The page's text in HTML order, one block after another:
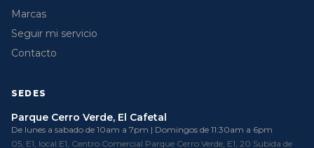
Marcas
Seguir mi servicio
Contacto
SEDES
Parque Cerro Verde, El Cafetal
De lunes a sabado de 10am a 7pm | Domingos de 11:30am a 6pm
05, E1, local E1, Centro Comercial Parque Cerro Verde, E1, 20 Subida de